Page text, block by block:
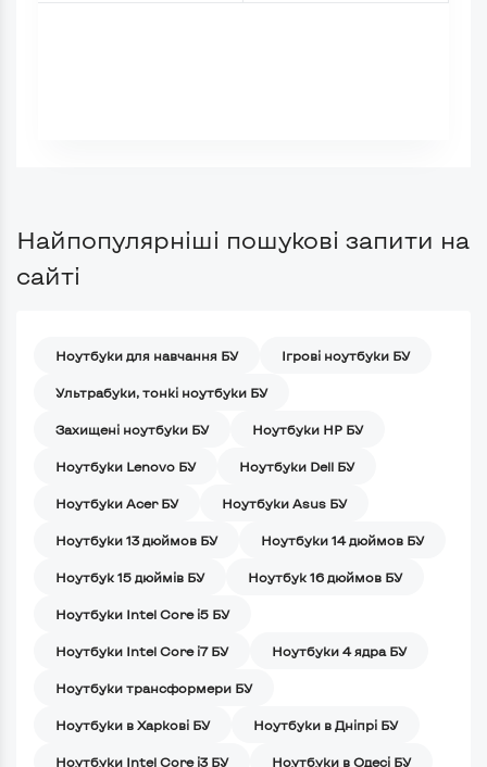
Найпопулярніші пошукові запити на
сайті
Ноутбуки для навчання БУ Iгрові ноутбуки БУ
Ультрабуки, тонкі ноутбуки БУ
Захищені ноутбуки БУ Ноутбуки HP БУ
Ноутбуки Lenovo БУ Ноутбуки Dell БУ
Ноутбуки Acer БУ Ноутбуки Asus БУ
Ноутбуки 13 дюймов БУ Ноутбуки 14 дюймов БУ
Ноутбук 15 дюймів БУ Ноутбук 16 дюймов БУ
Ноутбуки Intel Core i5 БУ
Ноутбуки Intel Core i7 БУ Ноутбуки 4 ядра БУ
Ноутбуки трансформери БУ
Ноутбуки в Харкові БУ Ноутбуки в Дніпрі БУ
Ноутбуки Intel Core i3 БУ Ноутбуки в Одесі БУ